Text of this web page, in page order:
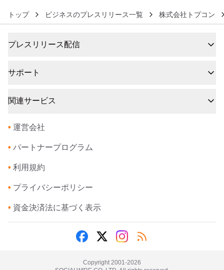
トップ ビジネスのプレスリリース一覧 株式会社トプコン
プレスリリース配信
サポート
関連サービス
• 運営会社
• パートナープログラム
• 利用規約
• プライバシーポリシー
• 資金決済法に基づく表示
Copyright 2001-2026